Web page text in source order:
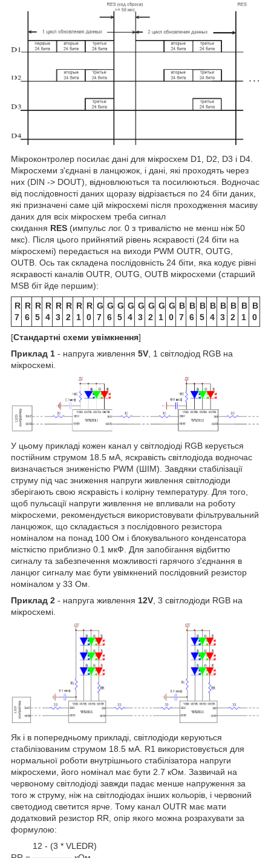
Мікроконтролер посилає дані для мікросхем D1, D2, D3 і D4.
Мікросхеми з'єднані в ланцюжок, і дані, які проходять через
них (DIN -> DOUT), відновлюються та посилюються. Водночас
від послідовності даних щоразу відрізається по 24 біти даних,
які призначені саме цій мікросхемі після проходження масиву
даних для всіх мікросхем треба сигнал
скидання RES (импульс лог. 0 з тривалістю не менш ніж 50
мкс). Після цього прийнятий рівень яскравості (24 біти на
мікросхемі) передається на виходи PWM OUTR, OUTG,
OUTB. Ось так складена послідовність 24 біти, яка кодує рівні
яскравості каналів OUTR, OUTG, OUTB мікросхеми (старший
MSB біт йде першим):
R
7
R
6
R
5
R
4
R
3
R
2
R
1
R
0
G
7
G
6
G
5
G
4
G
3
G
2
G
1
G
0
B
7
B
6
B
5
B
4
B
3
B
2
B
1
B
0
[Стандартні схеми увімкнення]
Приклад 1 - напруга живлення 5V , 1 світлодіод RGB на
мікросхемі.
У цьому прикладі кожен канал у світлодіоді RGB керується
постійним струмом 18.5 мА, яскравість світлодіода водночас
визначається зниженістю PWM (ШІМ). Завдяки стабілізації
струму під час зниження напруги живлення світлодіоди
зберігають свою яскравість і колірну температуру. Для того,
щоб пульсації напруги живлення не впливали на роботу
мікросхеми, рекомендується використовувати фільтрувальний
ланцюжок, що складається з послідовного резистора
номіналом на понад 100 Ом і блокувального конденсатора
місткістю приблизно 0.1 мкФ. Для запобігання відбиттю
сигналу та забезпечення можливості гарячого з'єднання в
ланцюг сигналу має бути увімкнений послідовний резистор
номіналом у 33 Ом.
Приклад 2 - напруга живлення 12V , 3 світлодіоди RGB на
мікросхемі.
Як і в попередньому прикладі, світлодіоди керуються
стабілізованим струмом 18.5 мА. R1 використовується для
нормальної роботи внутрішнього стабілізатора напруги
мікросхеми, його номінал має бути 2.7 кОм. Зазвичай на
червоному світлодіоді завжди падає менше напруження за
того ж струму, ніж на світлодіодах інших кольорів, і червоний
светодиод светится ярче. Тому канал OUTR має мати
додатковий резистор RR, опір якого можна розрахувати за
формулою:
12 - (3 * VLEDR)